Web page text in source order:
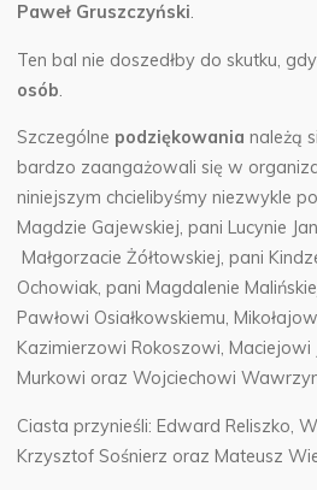
Paweł Gruszczyński.
Ten bal nie doszedłby do skutku,
osób.
Szczególne podziękowania należą
bardzo zaangażowali się w
niniejszym chcielibyśmy niezwykle
Magdzie Gajewskiej, pani Lucynie
Małgorzacie Żółtowskiej, pani
Ochowiak, pani Magdalenie
Pawłowi Osiałkowskiemu,
Kazimierzowi Rokoszowi, Maciejowi
Murkowi oraz Wojciechowi
Ciasta przynieśli: Edward Reliszko,
Krzysztof Sośnierz oraz Mateusz